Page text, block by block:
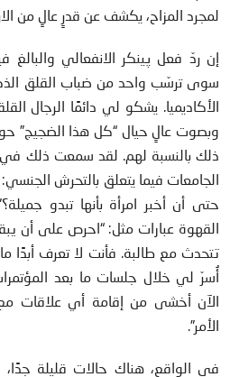
لمجرد المزاح، يكشف عن قدرٍ عالٍ من
إن ردّ فعل پينكر الانفعالي
سوى ترسّب واحد من ضباب القلق
الأكاديميا. يشكو لي دائمًا الرجال
وبصوت عالٍ حيال “كل هذا الضجيج”
ذلك بالنسبة لهم. لقد سمعت ذلك
الجامعات فيما يتعلق بالتحرش
حتى أن أخبر امرأة بأنها تبدو
القهوة عبارات مثل: “احرص على أن
تتحدث مع طالبة. فأنت لا تعرف أبدًا
أُسرّ لي خلال جلسات ما بعد
الآن أخشى من إقامة أي علاقات
الأمر”.
في الواقع، هناك حالات قليلة جدًا،